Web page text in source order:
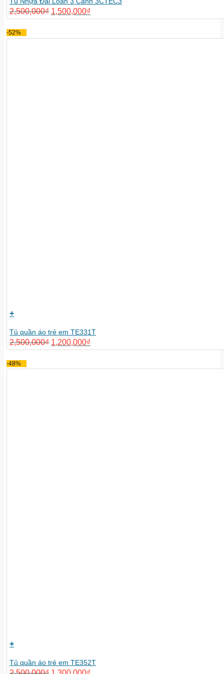
2,500,000₫ 1,500,000₫
-52%
+
Tủ quần áo trẻ em TE331T
2,500,000₫ 1,200,000₫
-48%
+
Tủ quần áo trẻ em TE352T